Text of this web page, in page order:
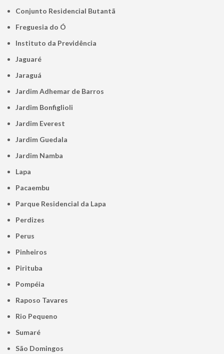
Conjunto Residencial Butantã
Freguesia do Ó
Instituto da Previdência
Jaguaré
Jaraguá
Jardim Adhemar de Barros
Jardim Bonfiglioli
Jardim Everest
Jardim Guedala
Jardim Namba
Lapa
Pacaembu
Parque Residencial da Lapa
Perdizes
Perus
Pinheiros
Pirituba
Pompéia
Raposo Tavares
Rio Pequeno
Sumaré
São Domingos